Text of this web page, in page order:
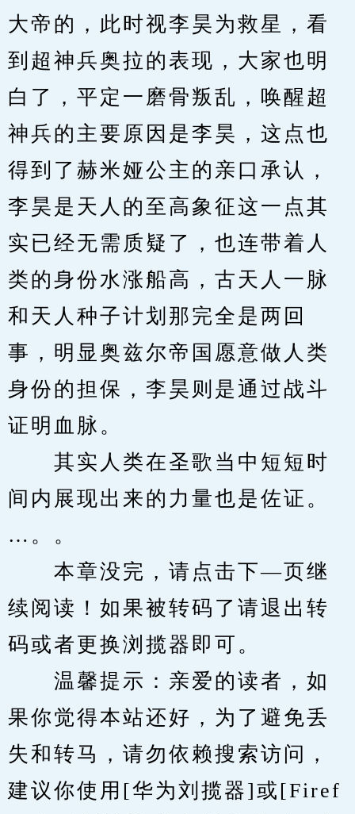
大帝的，此时视李昊为救星，看
到超神兵奥拉的表现，大家也明
白了，平定一磨骨叛乱，唤醒超
神兵的主要原因是李昊，这点也
得到了赫米娅公主的亲口承认，
李昊是天人的至高象征这一点其
实已经无需质疑了，也连带着人
类的身份水涨船高，古天人一脉
和天人种子计划那完全是两回
事，明显奥兹尔帝国愿意做人类
身份的担保，李昊则是通过战斗
证明血脉。
其实人类在圣歌当中短短时
间内展现出来的力量也是佐证。
…。。
本章没完，请点击下—页继
续阅读！如果被转码了请退出转
码或者更换浏揽器即可。
温馨提示：亲爱的读者，如
果你觉得本站还好，为了避免丢
失和转马，请勿依赖搜索访问，
建议你使用[华为刘揽器]或[Firef